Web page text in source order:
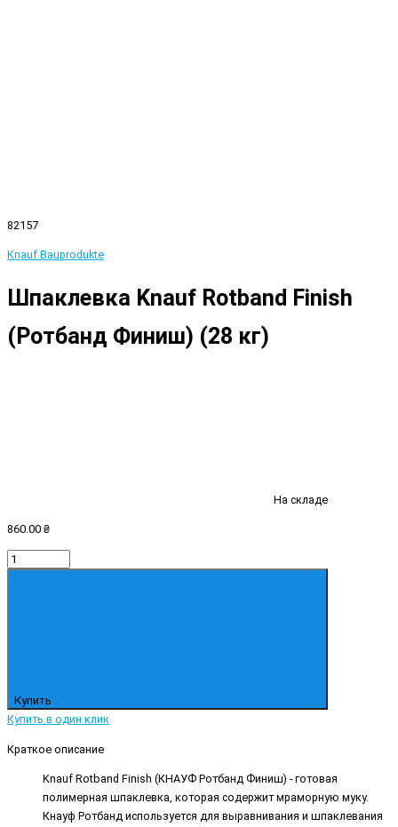
82157
Knauf Bauprodukte
Шпаклевка Knauf Rotband Finish
(Ротбанд Финиш) (28 кг)
На складе
860.00 ₴
Купить
Купить в один клик
Краткое описание
Knauf Rotband Finish (КНАУФ Ротбанд Финиш) - готовая
полимерная шпаклевка, которая содержит мраморную муку.
Кнауф Ротбанд используется для выравнивания и шпаклевания